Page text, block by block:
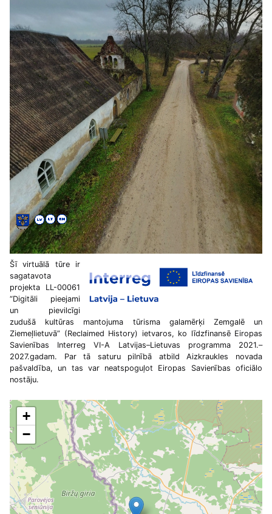
Šī virtuālā tūre ir
sagatavota
projekta LL-00061
“Digitāli pieejami
un pievilcīgi
zudušā kultūras mantojuma tūrisma galamērķi Zemgalē un
Ziemeļlietuvā” (Reclaimed History) ietvaros, ko līdzfinansē Eiropas
Savienības Interreg VI-A Latvijas–Lietuvas programma 2021.–
2027.gadam. Par tā saturu pilnībā atbild Aizkraukles novada
pašvaldība, un tas var neatspoguļot Eiropas Savienības oficiālo
nostāju.
+
−